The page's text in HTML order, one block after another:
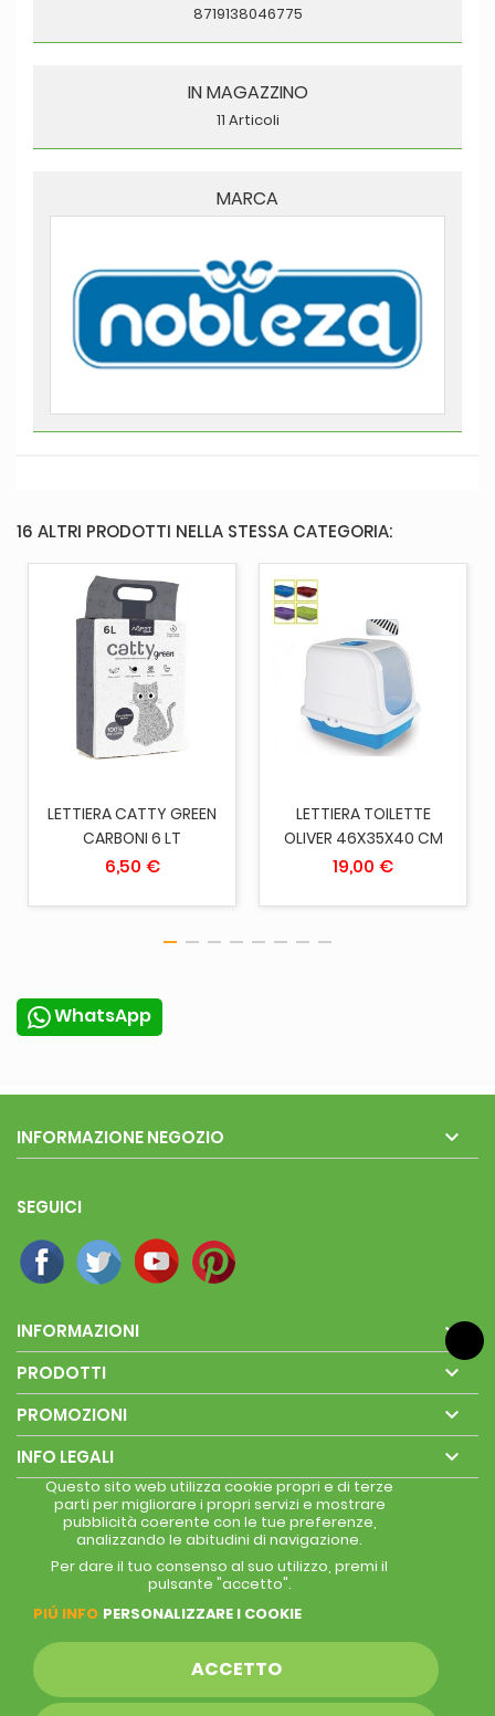
8719138046775
IN MAGAZZINO
11 Articoli
MARCA
16 ALTRI PRODOTTI NELLA STESSA CATEGORIA:
LETTIERA CATTY GREEN
CARBONI 6 LT
6,50 €
LETTIERA TOILETTE
OLIVER 46X35X40 CM
19,00 €
WhatsApp
INFORMAZIONE NEGOZIO 
SEGUICI
INFORMAZIONI 
PRODOTTI 
PROMOZIONI 
INFO LEGALI 
Questo sito web utilizza cookie propri e di terze
parti per migliorare i propri servizi e mostrare
pubblicità coerente con le tue preferenze,
analizzando le abitudini di navigazione.
Per dare il tuo consenso al suo utilizzo, premi il
pulsante "accetto".
PIÚ INFO PERSONALIZZARE I COOKIE
ACCETTO